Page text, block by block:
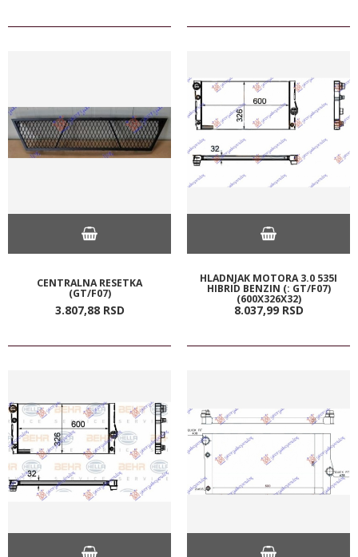
CENTRALNA RESETKA
(GT/F07)
3.807,88 RSD
HLADNJAK MOTORA 3.0 535I
HIBRID BENZIN (: GT/F07)
(600X326X32)
8.037,99 RSD